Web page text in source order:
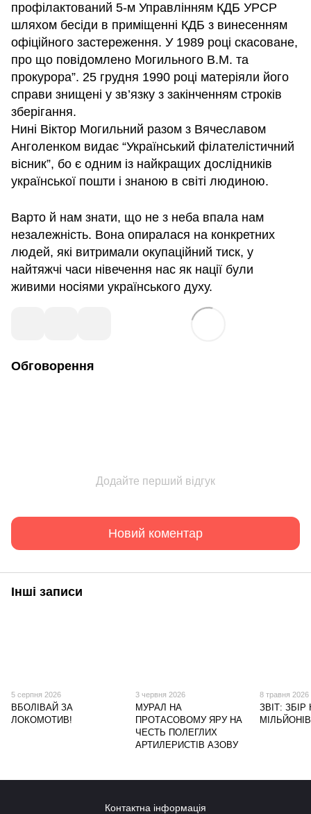
профілактований 5-м Управлінням КДБ УРСР
шляхом бесіди в приміщенні КДБ з винесенням
офіційного застереження. У 1989 році скасоване,
про що повідомлено Могильного В.М. та
прокурора”. 25 грудня 1990 році матеріяли його
справи знищені у зв’язку з закінченням строків
зберігання.
Нині Віктор Могильний разом з Вячеславом
Анголенком видає “Український філателістичний
вісник”, бо є одним із найкращих дослідників
української пошти і знаною в світі людиною.
Варто й нам знати, що не з неба впала нам
незалежність. Вона опиралася на конкретних
людей, які витримали окупаційний тиск, у
найтяжчі часи нівечення нас як нації були
живими носіями українського духу.
Обговорення
Додайте перший відгук
Новий коментар
Інші записи
5 серпня 2026
ВБОЛІВАЙ ЗА
ЛОКОМОТИВ!
3 червня 2026
МУРАЛ НА
ПРОТАСОВОМУ ЯРУ НА
ЧЕСТЬ ПОЛЕГЛИХ
АРТИЛЕРИСТІВ АЗОВУ
8 травня 2026
ЗВІТ: ЗБІР
Контактна інформація